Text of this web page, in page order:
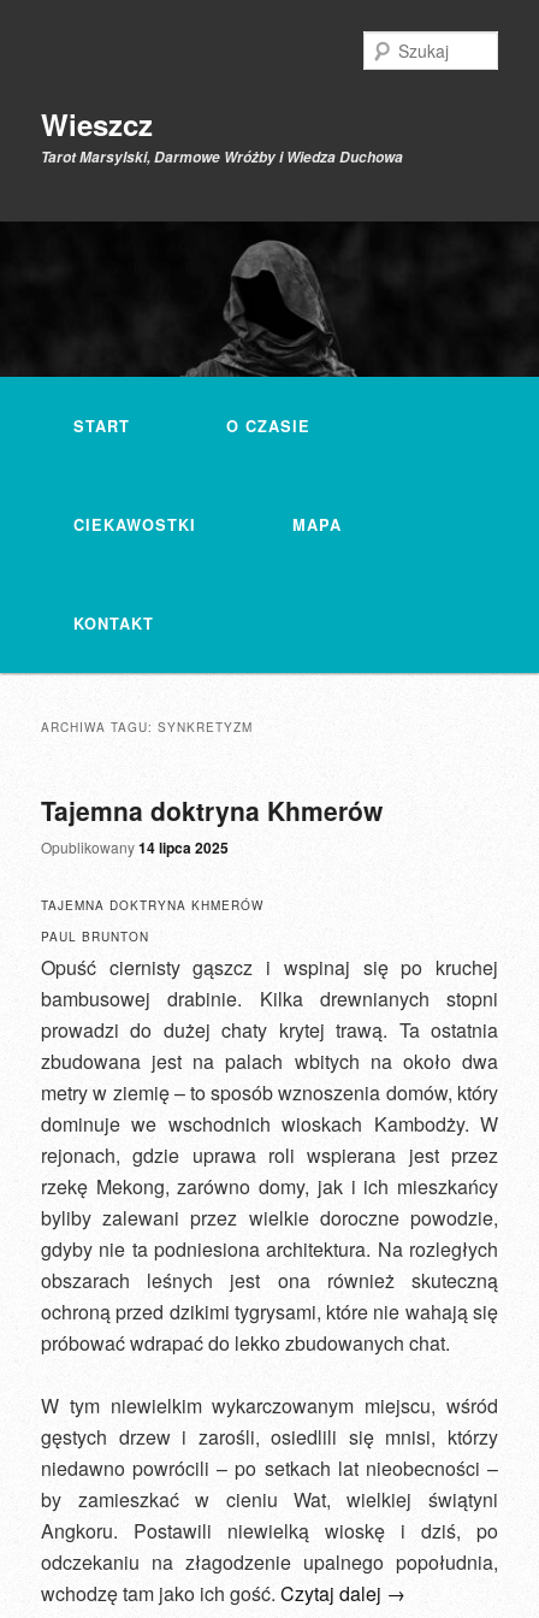
Wieszcz
Tarot Marsylski, Darmowe Wróżby i Wiedza Duchowa
START O CZASIE
CIEKAWOSTKI MAPA
KONTAKT
ARCHIWA TAGU:SYNKRETYZM
Tajemna doktryna Khmerów
Opublikowany14 lipca 2025
TAJEMNA DOKTRYNA KHMERÓW
PAUL BRUNTON
Opuść ciernisty gąszcz i wspinaj się po kruchej
bambusowej drabinie. Kilka drewnianych stopni
prowadzi do dużej chaty krytej trawą. Ta ostatnia
zbudowana jest na palach wbitych na około dwa
metry w ziemię – to sposób wznoszenia domów, który
dominuje we wschodnich wioskach Kambodży. W
rejonach, gdzie uprawa roli wspierana jest przez
rzekę Mekong, zarówno domy, jak i ich mieszkańcy
byliby zalewani przez wielkie doroczne powodzie,
gdyby nie ta podniesiona architektura. Na rozległych
obszarach leśnych jest ona również skuteczną
ochroną przed dzikimi tygrysami, które nie wahają się
próbować wdrapać do lekko zbudowanych chat.
W tym niewielkim wykarczowanym miejscu, wśród
gęstych drzew i zarośli, osiedlili się mnisi, którzy
niedawno powrócili – po setkach lat nieobecności –
by zamieszkać w cieniu Wat, wielkiej świątyni
Angkoru. Postawili niewielką wioskę i dziś, po
odczekaniu na złagodzenie upalnego popołudnia,
wchodzę tam jako ich gość.Czytaj dalej →